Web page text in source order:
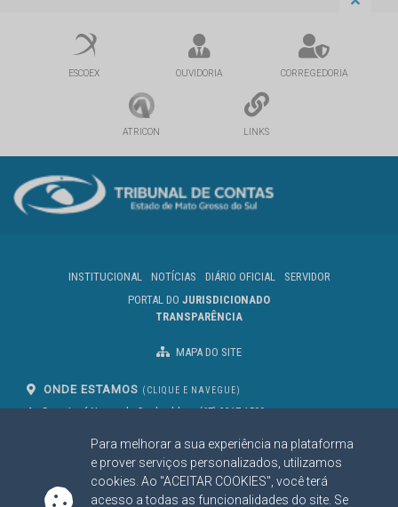
Para melhorar a sua experiência na plataforma
e prover serviços personalizados, utilizamos
cookies. Ao "ACEITAR COOKIES", você terá
acesso a todas as funcionalidades do site. Se
ESCOEX OUVIDORIA CORREGEDORIA
ATRICON LINKS
INSTITUCIONAL NOTÍCIAS DIÁRIO OFICIAL
SERVIDOR
PORTAL DO JURISDICIONADO
TRANSPARÊNCIA
MAPA DO SITE
ONDE ESTAMOS (CLIQUE E NAVEGUE)
Av. Des. José Nunes da Cunha, bloco
Campo Grande/MS
CEP: 79031-310
(67) 3317-1500